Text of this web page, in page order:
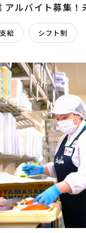
アルバイト募集
給 シフト制